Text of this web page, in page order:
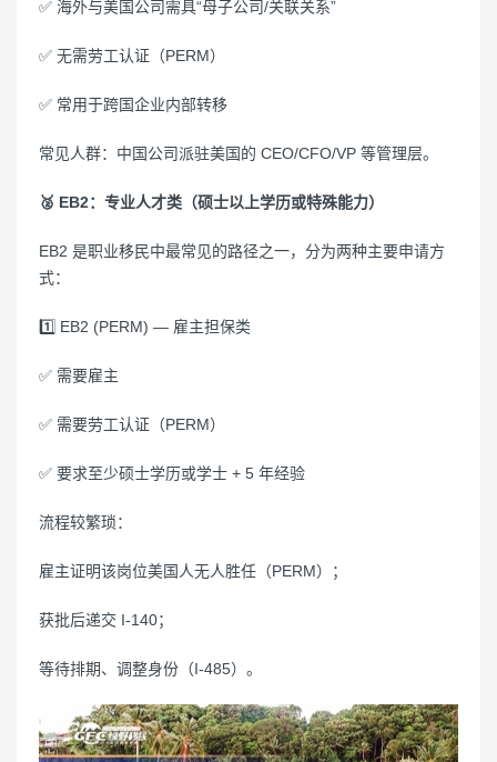
✅ 海外与美国公司需具“母子公司/关联关系”
✅ 无需劳工认证（PERM）
✅ 常用于跨国企业内部转移
常见人群：中国公司派驻美国的 CEO/CFO/VP 等管理层。
🥈 EB2：专业人才类（硕士以上学历或特殊能力）
EB2 是职业移民中最常见的路径之一，分为两种主要申请方
式：
1️⃣ EB2 (PERM) — 雇主担保类
✅ 需要雇主
✅ 需要劳工认证（PERM）
✅ 要求至少硕士学历或学士 + 5 年经验
流程较繁琐：
雇主证明该岗位美国人无人胜任（PERM）；
获批后递交 I-140；
等待排期、调整身份（I-485）。